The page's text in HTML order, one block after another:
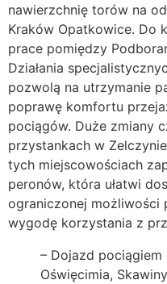
nawierzchnię torów na
Kraków Opatkowice. Do
prace pomiędzy
Działania
pozwolą na utrzymanie
poprawę komfortu
pociągów. Duże zmiany
przystankach w
tych miejscowościach
peronów, która ułatwi
ograniczonej możliwości
wygodę korzystania z
– Dojazd
Oświęcimia,